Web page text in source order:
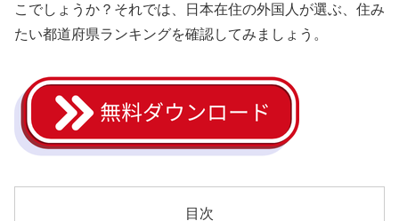
こでしょうか？それでは、日本在住の外国人が選ぶ、住み
たい都道府県ランキングを確認してみましょう。
目次